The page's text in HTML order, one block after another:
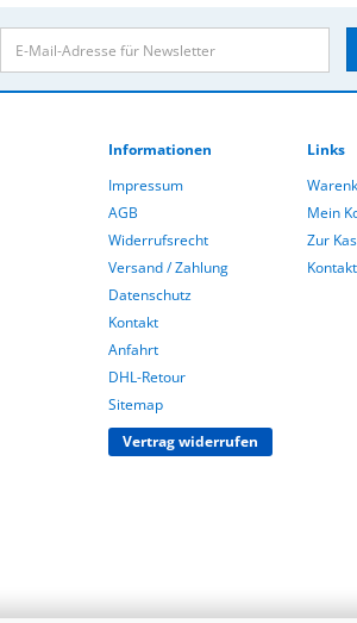
Informationen
Impressum
AGB
Widerrufsrecht
Versand / Zahlung
Datenschutz
Kontakt
Anfahrt
DHL-Retour
Sitemap
Vertrag widerrufen
Links
Mein
Zur
Kontakt